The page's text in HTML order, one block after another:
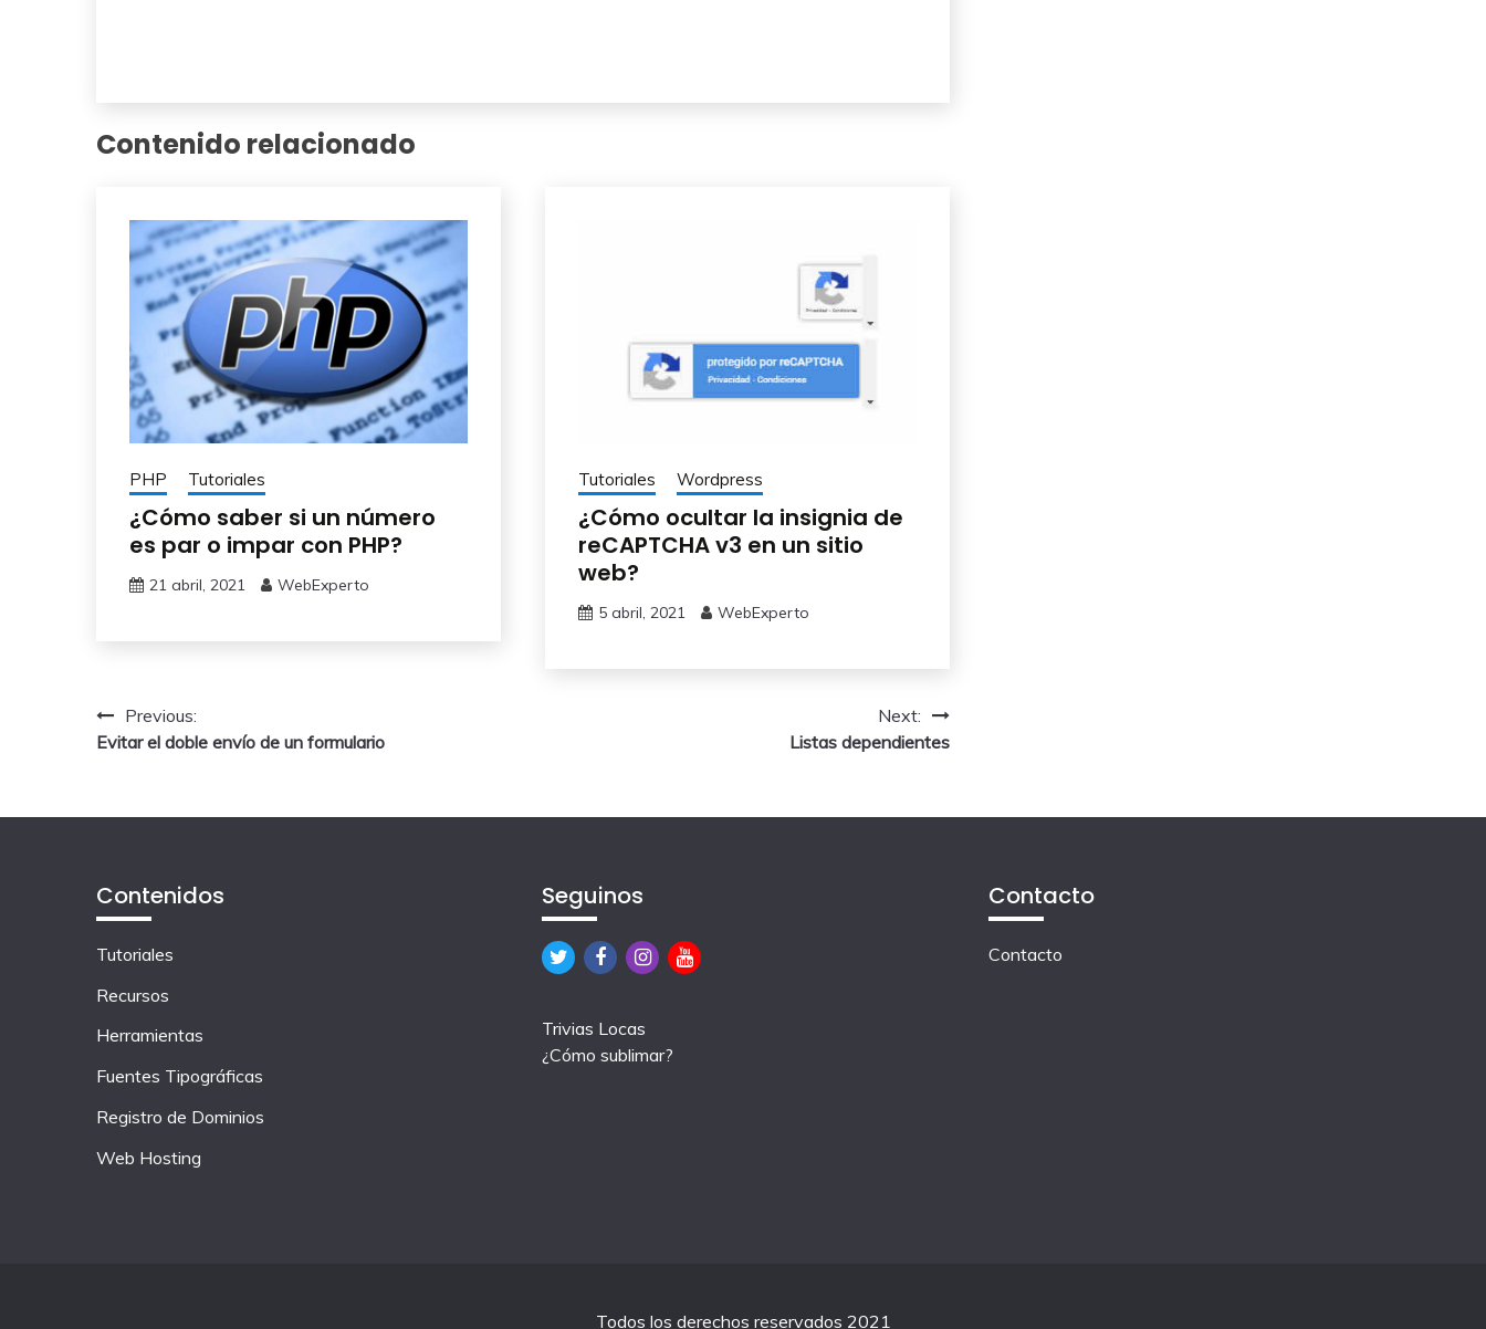
Contenido relacionado
PHP Tutoriales
¿Cómo saber si un número
es par o impar con PHP?
21 abril, 2021 WebExperto
Tutoriales Wordpress
¿Cómo ocultar la insignia de
reCAPTCHA v3 en un sitio
web?
5 abril, 2021 WebExperto
Navegación
de
Previous:
Evitar el doble envío de un formulario
Next:
Listas dependientes
Contenidos
Tutoriales
Recursos
Herramientas
Fuentes Tipográficas
Registro de Dominios
Web Hosting
Seguinos
Trivias Locas
¿Cómo sublimar?
Contacto
Contacto
Todos los derechos reservados 2021